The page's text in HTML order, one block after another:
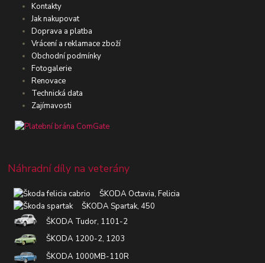
Kontakty
Jak nakupovat
Doprava a platba
Vrácení a reklamace zboží
Obchodní podmínky
Fotogalerie
Renovace
Technická data
Zajímavosti
Náhradní díly na veterány
ŠKODA Octavia, Felicia
ŠKODA Spartak, 450
ŠKODA Tudor, 1101-2
ŠKODA 1200-2, 1203
ŠKODA 1000MB-110R